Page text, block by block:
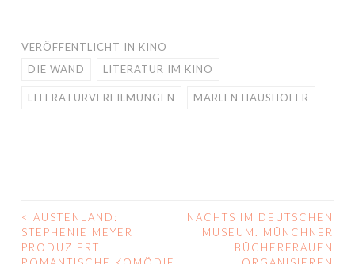
VERÖFFENTLICHT IN KINO
DIE WAND
LITERATUR IM KINO
LITERATURVERFILMUNGEN MARLEN HAUSHOFER
BEITRAGS-
< AUSTENLAND:
STEPHENIE MEYER
PRODUZIERT
NACHTS IM DEUTSCHEN
MUSEUM. MÜNCHNER
BÜCHERFRAUEN